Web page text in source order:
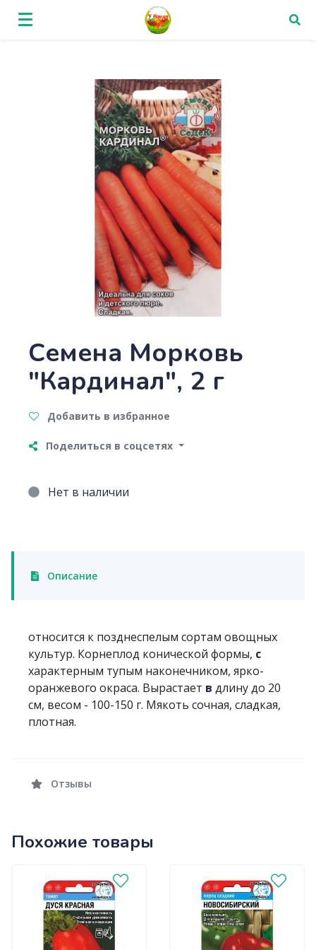
Семена Морковь
"Кардинал", 2 г
Добавить в избранное
Поделиться в соцсетях
Нет в наличии
Описание
относится к позднеспелым сортам овощных
культур. Корнеплод конической формы, с
характерным тупым наконечником, ярко-
оранжевого окраса. Вырастает в длину до 20
см, весом - 100-150 г. Мякоть сочная, сладкая,
плотная.
Отзывы
Похожие товары